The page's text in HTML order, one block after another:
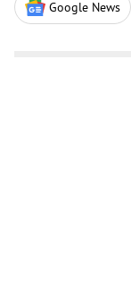
Google News